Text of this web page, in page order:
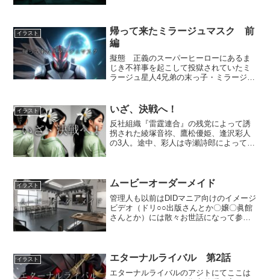
の腕を持つ彼に狙撃をさ...
イラスト
帰って来たミラージュマスク 前
編
擬態 正義のスーパーヒーローにあるま
じき不祥事を起こして投獄されていたミ
ラージュ星人4兄弟の末っ子・ミラージュ
なりました」「もう二度と悪いことする
んじゃねーぞ！」 看守...
イラスト いざ、決戦へ！
反社組織『雷霆連合』の残党によって誘
拐された綾塚音祢、鷹松優姫、逢沢彩人
の3人。途中、彩人は寺瀬詩郎によって救
かと思われたが、笹南侑...
イラスト ムービーオーダーメイド
管理人も以前はDIDマニア向けのイメージ
ビデオ（ドリ○○出版さんとか〇嬢〇眞館
さんとか）には散々お世話になって参り
「別に裸や下着は見たく...
イラスト エターナルライバル 第2話
エターナルライバルのアジトにてここは